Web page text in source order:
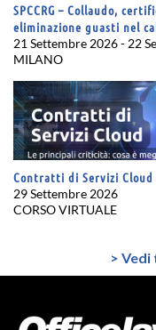
SPCCRG – Collaudo,
eliminazione guasti nel
21 Settembre 2026 - 22
MILANO
Contratti di Servizi Cloud
29 Settembre 2026
CORSO VIRTUALE
>